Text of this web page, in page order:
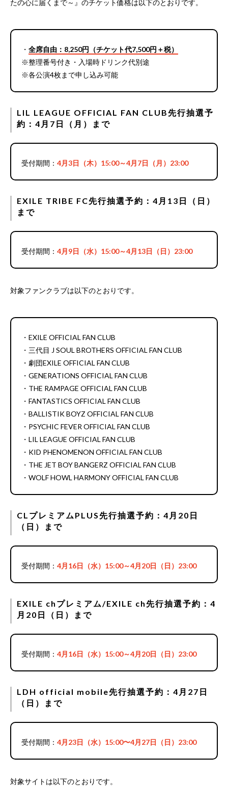
たの心に届くまで～』のチケット価格は以下のとおりです。
・ 全席自由：8,250円（チケット代7,500円＋税）
※整理番号付き・入場時ドリンク代別途
※各公演4枚まで申し込み可能
LIL LEAGUE OFFICIAL FAN CLUB先行抽選予
約：4月7日（月）まで
受付期間： 4月3日（木）15:00～4月7日（月）23:00
EXILE TRIBE FC先行抽選予約：4月13日（日）
まで
受付期間： 4月9日（水）15:00～4月13日（日）23:00
対象ファンクラブは以下のとおりです。
・EXILE OFFICIAL FAN CLUB
・三代目 J SOUL BROTHERS OFFICIAL FAN CLUB
・劇団EXILE OFFICIAL FAN CLUB
・GENERATIONS OFFICIAL FAN CLUB
・THE RAMPAGE OFFICIAL FAN CLUB
・FANTASTICS OFFICIAL FAN CLUB
・BALLISTIK BOYZ OFFICIAL FAN CLUB
・PSYCHIC FEVER OFFICIAL FAN CLUB
・LIL LEAGUE OFFICIAL FAN CLUB
・KID PHENOMENON OFFICIAL FAN CLUB
・THE JET BOY BANGERZ OFFICIAL FAN CLUB
・WOLF HOWL HARMONY OFFICIAL FAN CLUB
CLプレミアムPLUS先行抽選予約：4月20日
（日）まで
受付期間： 4月16日（水）15:00～4月20日（日）23:00
EXILE chプレミアム/EXILE ch先行抽選予約：4
月20日（日）まで
受付期間： 4月16日（水）15:00～4月20日（日）23:00
LDH official mobile先行抽選予約：4月27日
（日）まで
受付期間： 4月23日（水）15:00〜4月27日（日）23:00
対象サイトは以下のとおりです。